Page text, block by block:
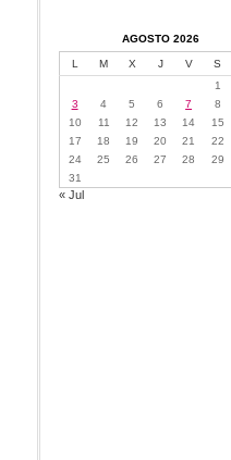
AGOSTO 2026
L M X J V S
1
3
4 5 6 7 8
10
11 12 13 14 15
17
18 19 20 21 22
24
25 26 27 28 29
31
« Jul